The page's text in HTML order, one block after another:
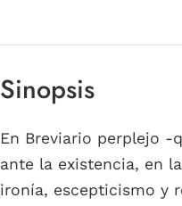
Sinopsis
En Breviario perplejo -
ante la existencia, en
ironía, escepticismo y